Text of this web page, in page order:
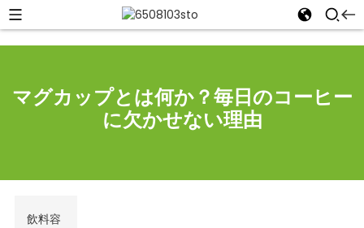
マグカップとは何か？毎日のコーヒー
に欠かせない理由
飲料容